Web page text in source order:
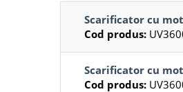
Scarificator cu
Cod produs:
Scarificator cu
Cod produs: